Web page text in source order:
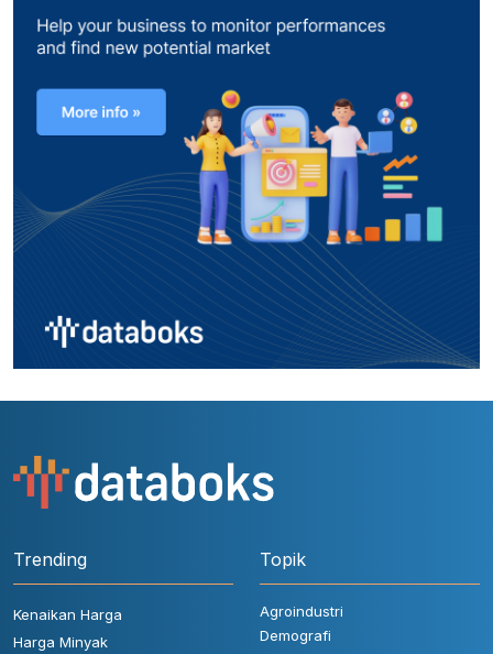
Trending
Kenaikan Harga
Harga Minyak
Topik
Agroindustri
Demografi